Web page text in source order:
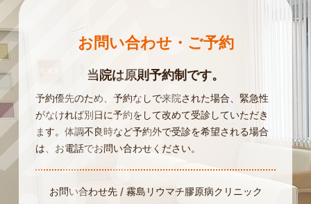
お問い合わせ・ご予約
当院は原則予約制です。
予約優先のため、予約なしで来院された場合、緊急性
がなければ別日に予約をして改めて受診していただき
ます。 体調不良時など予約外で受診を希望される場合
は、お電話でお問い合わせください。
お問い合わせ先 / 霧島リウマチ膠原病クリニック